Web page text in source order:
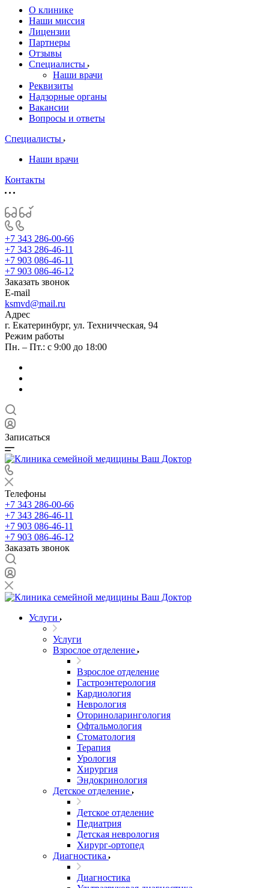
О клинике
Наши миссия
Лицензии
Партнеры
Отзывы
Специалисты
Наши врачи
Реквизиты
Надзорные органы
Вакансии
Вопросы и ответы
Специалисты
Наши врачи
Контакты
+7 343 286-00-66
+7 343 286-46-11
+7 903 086-46-11
+7 903 086-46-12
Заказать звонок
E-mail
ksmvd@mail.ru
Адрес
г. Екатеринбург, ул. Техничческая, 94
Режим работы
Пн. – Пт.: с 9:00 до 18:00
Записаться
Телефоны
+7 343 286-00-66
+7 343 286-46-11
+7 903 086-46-11
+7 903 086-46-12
Заказать звонок
Услуги
Услуги
Взрослое отделение
Взрослое отделение
Гастроэнтерология
Кардиология
Неврология
Оториноларингология
Офтальмология
Стоматология
Терапия
Урология
Хирургия
Эндокринология
Детское отделение
Детское отделение
Педиатрия
Детская неврология
Хирург-ортопед
Диагностика
Диагностика